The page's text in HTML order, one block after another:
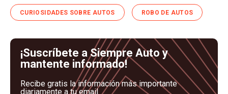
CURIOSIDADES SOBRE AUTOS ROBO DE AUTOS
¡Suscríbete a Siempre Auto y
mantente informado!
Recibe gratis la información más importante
diariamente a tu email